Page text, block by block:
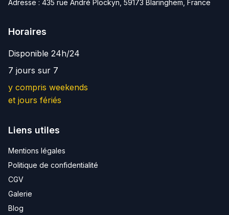
Adresse : 435 rue André Plockyn, 59173 Blaringhem, France
Horaires
Disponible 24h/24
7 jours sur 7
y compris weekends
et jours fériés
Liens utiles
Mentions légales
Politique de confidentialité
CGV
Galerie
Blog